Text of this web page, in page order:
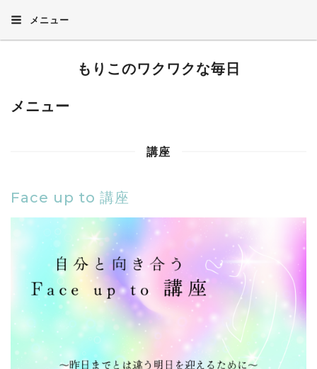
メニュー
もりこのワクワクな毎日
メニュー
講座
Face up to 講座